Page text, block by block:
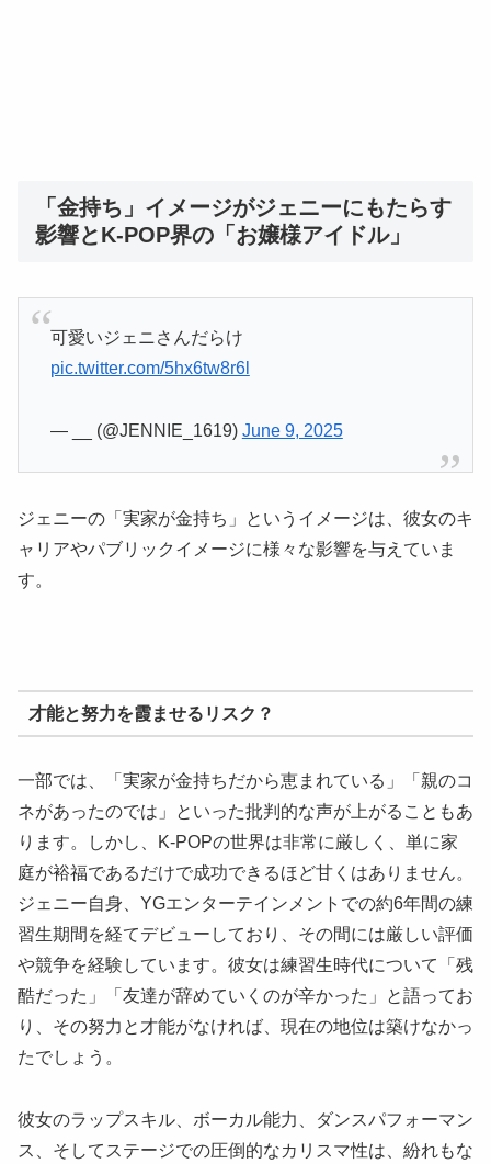
「金持ち」イメージがジェニーにもたらす
影響とK-POP界の「お嬢様アイドル」
可愛いジェニさんだらけ
pic.twitter.com/5hx6tw8r6l
— __ (@JENNIE_1619) June 9, 2025
ジェニーの「実家が金持ち」というイメージは、彼女のキ
ャリアやパブリックイメージに様々な影響を与えていま
す。
才能と努力を霞ませるリスク？
一部では、「実家が金持ちだから恵まれている」「親のコ
ネがあったのでは」といった批判的な声が上がることもあ
ります。しかし、K-POPの世界は非常に厳しく、単に家
庭が裕福であるだけで成功できるほど甘くはありません。
ジェニー自身、YGエンターテインメントでの約6年間の練
習生期間を経てデビューしており、その間には厳しい評価
や競争を経験しています。彼女は練習生時代について「残
酷だった」「友達が辞めていくのが辛かった」と語ってお
り、その努力と才能がなければ、現在の地位は築けなかっ
たでしょう。
彼女のラップスキル、ボーカル能力、ダンスパフォーマン
ス、そしてステージでの圧倒的なカリスマ性は、紛れもな